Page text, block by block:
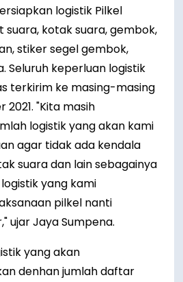
logistik Pilkel
kotak suara, gembok,
stiker segel gembok,
Seluruh keperluan logistik
terkirim ke masing-masing
"Kita masih
logistik yang akan kami
agar tidak ada kendala
suara dan lain sebagainya
yang kami
pilkel nanti
ujar Jaya Sumpena.
yang akan
denhan jumlah daftar